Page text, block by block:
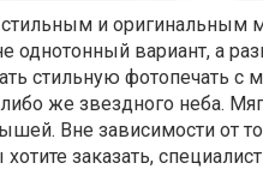
и оригинальным
однотонный вариант, а
стильную фотопечать
же звездного неба.
Вне зависимости от
заказать,